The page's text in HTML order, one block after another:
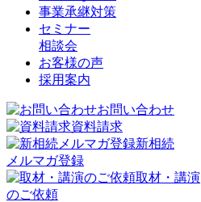
事業承継対策
セミナー
相談会
お客様の声
採用案内
お問い合わせ
資料請求
新相続
メルマガ登録
取材・講演
のご依頼